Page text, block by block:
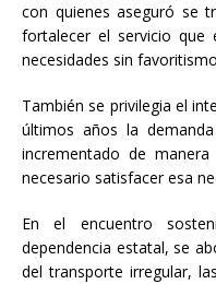
con quienes aseguró se
fortalecer el servicio que
necesidades sin
También se privilegia el
últimos años la
incrementado de
necesario satisfacer esa
En el encuentro
dependencia estatal, se
del transporte irregular,